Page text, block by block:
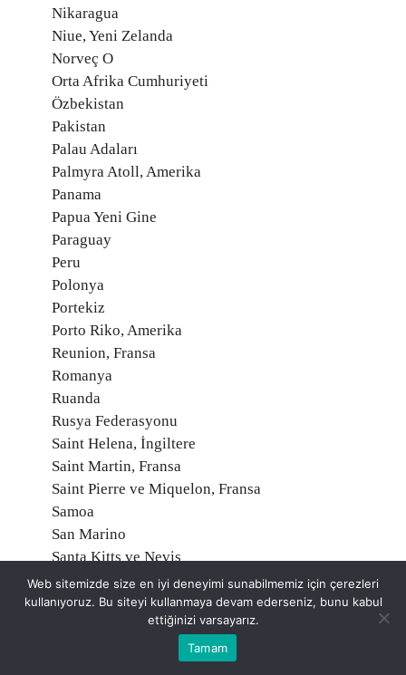
Nikaragua
Niue, Yeni Zelanda
Norveç O
Orta Afrika Cumhuriyeti
Özbekistan
Pakistan
Palau Adaları
Palmyra Atoll, Amerika
Panama
Papua Yeni Gine
Paraguay
Peru
Polonya
Portekiz
Porto Riko, Amerika
Reunion, Fransa
Romanya
Ruanda
Rusya Federasyonu
Saint Helena, İngiltere
Saint Martin, Fransa
Saint Pierre ve Miquelon, Fransa
Samoa
San Marino
Santa Kitts ve Nevis
Santa Lucia
Santa Vincent ve Grenadinler
Sao Tome ve Principe
Web sitemizde size en iyi deneyimi sunabilmemiz için çerezleri
kullanıyoruz. Bu siteyi kullanmaya devam ederseniz, bunu kabul
ettiğinizi varsayarız.
Tamam